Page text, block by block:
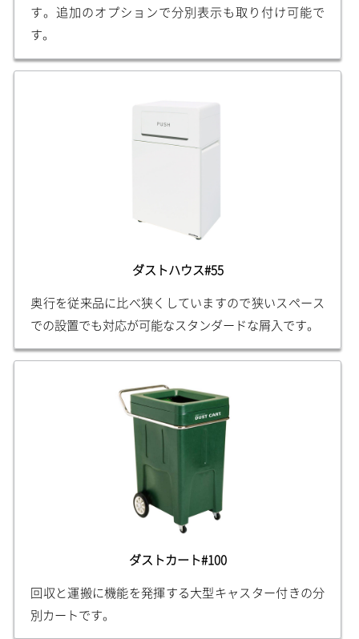
す。追加のオプションで分別表示も取り付け可能で
す。
ダストハウス#55
奥行を従来品に比べ狭くしていますので狭いスペース
での設置でも対応が可能なスタンダードな屑入です。
ダストカート#100
回収と運搬に機能を発揮する大型キャスター付きの分
別カートです。